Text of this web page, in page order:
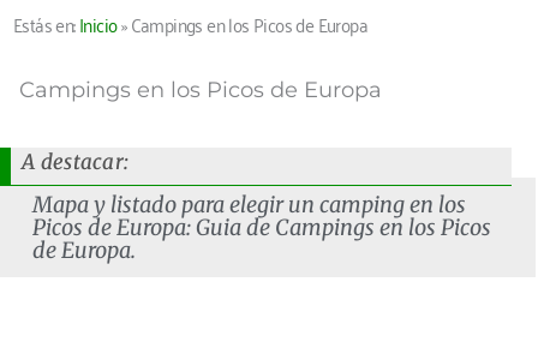
Estás en:Inicio»Campings en los Picos de Europa
Campings en los Picos de Europa
A destacar:
Mapa y listado para elegir un camping en los
Picos de Europa: Guia de Campings en los Picos
de Europa.